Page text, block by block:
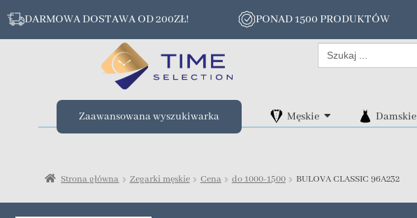
DARMOWA DOSTAWA OD 200ZŁ! PONAD 1500 PRODUKTÓW
Search
for:
Zaawansowana wyszukiwarka Męskie Damskie
Strona główna Zegarki męskie Cena do 1000-1500 BULOVA CLASSIC 96A232